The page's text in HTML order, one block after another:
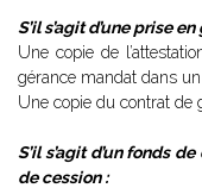
S’il s’agit d’une prise
Une copie de
gérance mandat dans
Une copie du contrat de
S’il s’agit d’un fonds
de cession :